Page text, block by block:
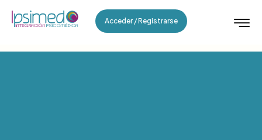
Acceder / Registrarse